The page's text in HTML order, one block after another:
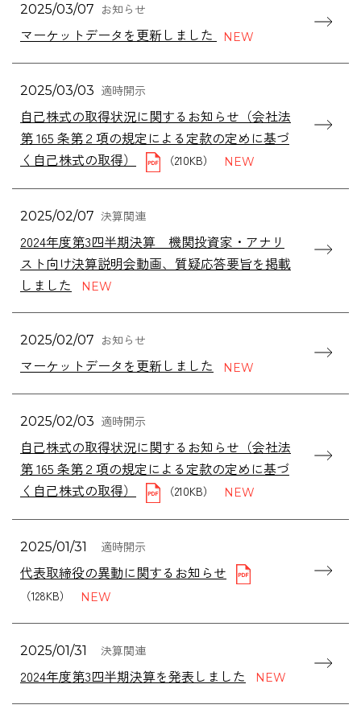
2025/03/07 お知らせ
マーケットデータを更新しました
2025/03/03 適時開示
自己株式の取得状況に関するお知らせ（会社法
第 165 条第２項の規定による定款の定めに基づ
く自己株式の取得）
（210KB）
2025/02/07 決算関連
2024年度第3四半期決算 機関投資家・アナリ
スト向け決算説明会動画、質疑応答要旨を掲載
しました
2025/02/07 お知らせ
マーケットデータを更新しました
2025/02/03 適時開示
自己株式の取得状況に関するお知らせ（会社法
第 165 条第２項の規定による定款の定めに基づ
く自己株式の取得）
（210KB）
2025/01/31 適時開示
代表取締役の異動に関するお知らせ
（128KB）
2025/01/31 決算関連
2024年度第3四半期決算を発表しました